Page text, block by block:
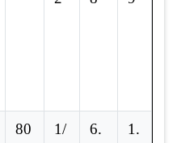
80
1/
6.
1.